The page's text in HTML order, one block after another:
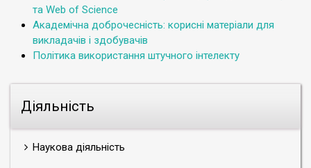
Діяльність
Наукова діяльність
та Web of Science
Академічна доброчесність: корисні матеріали для
викладачів і здобувачів
Політика використання штучного інтелекту